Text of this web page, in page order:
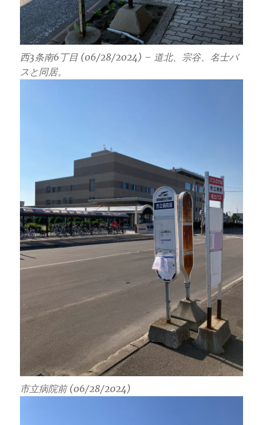
西3条南6丁目 (06/28/2024) – 道北、宗谷、名士バ
スと同居。
市立病院前 (06/28/2024)